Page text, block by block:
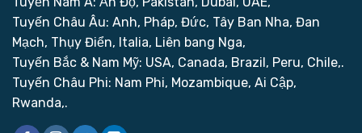
Tuyến Châu Âu: Anh, Pháp, Đức, Tây Ban Nha, Đan
Mạch, Thụy Điển, Italia, Liên bang Nga,
Tuyến Bắc & Nam Mỹ: USA, Canada, Brazil, Peru, Chile,.
Tuyến Châu Phi: Nam Phi, Mozambique, Ai Cập,
Rwanda,.